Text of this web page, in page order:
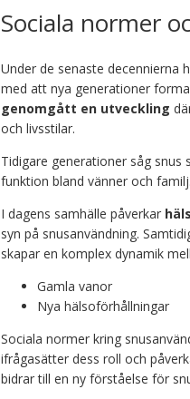
Sociala normer
Under de senaste decennierna
med att nya generationer
genomgått en utveckling
och livsstilar.
Tidigare generationer såg snus
funktion bland vänner och familj.
I dagens samhälle påverkar
syn på snusanvändning.
skapar en komplex dynamik
Gamla vanor
Nya hälsoförhållningar
Sociala normer kring
ifrågasätter dess roll och
bidrar till en ny förståelse för